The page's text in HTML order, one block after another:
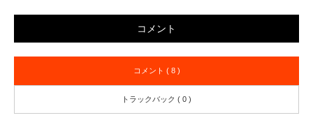
コメント
コメント ( 8 )
トラックバック ( 0 )